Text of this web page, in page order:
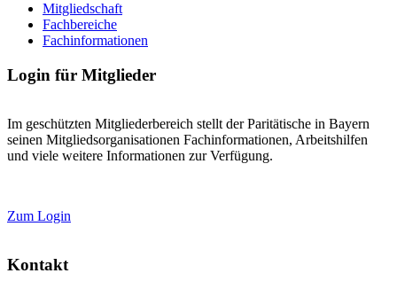
Mitgliedschaft
Fachbereiche
Fachinformationen
Login für Mitglieder
Im geschützten Mitgliederbereich stellt der Paritätische in Bayern
seinen Mitgliedsorganisationen Fachinformationen, Arbeitshilfen
und viele weitere Informationen zur Verfügung.
Zum Login
Kontakt